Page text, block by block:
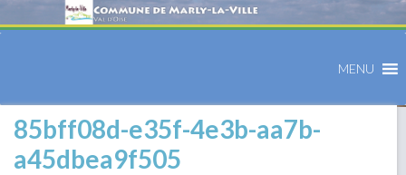
MENU
85bff08d-e35f-4e3b-aa7b-
a45dbea9f505